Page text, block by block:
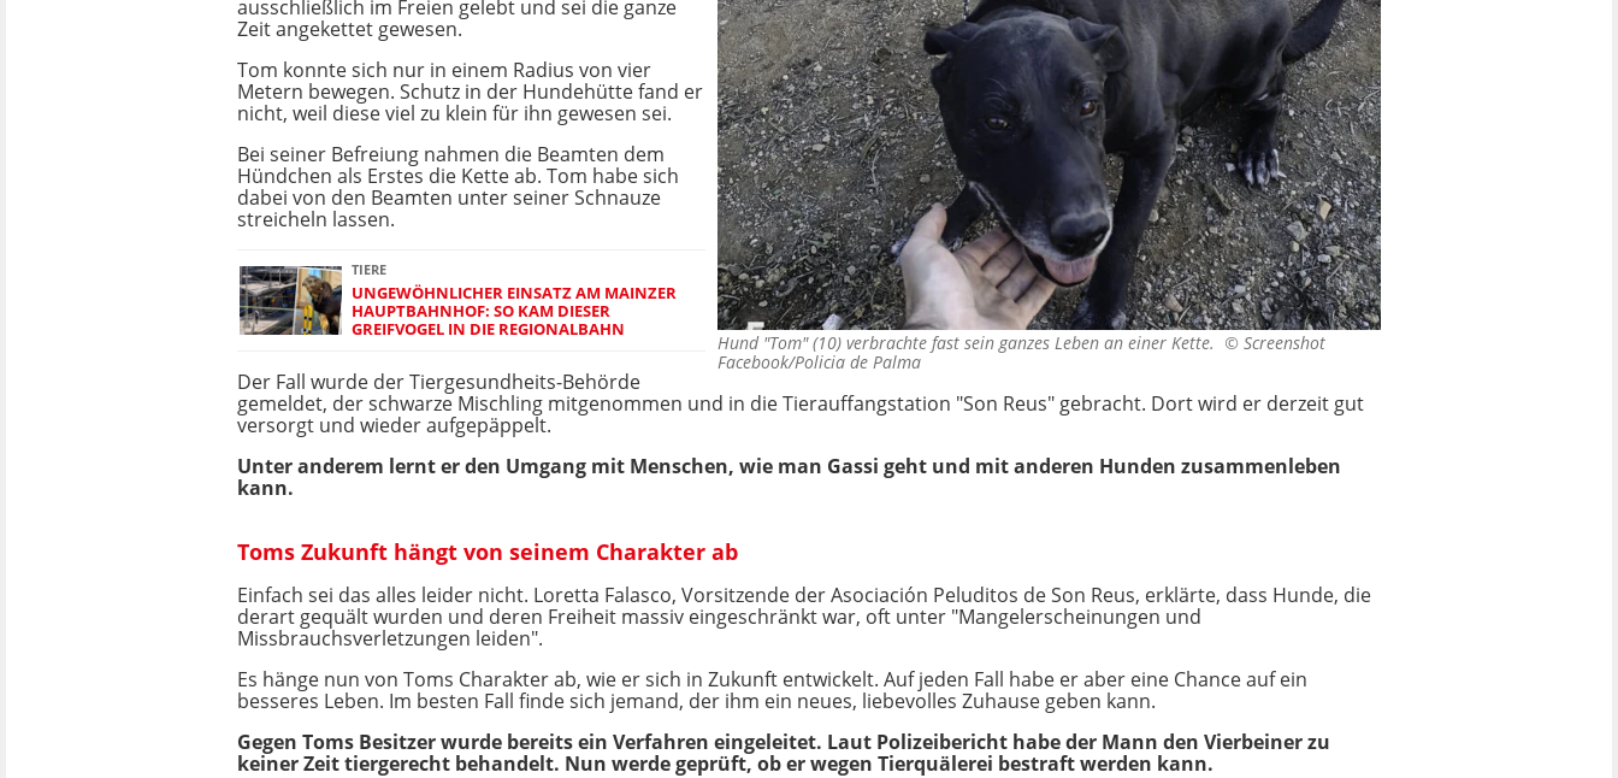
Hund "Tom" (10) verbrachte fast sein ganzes Leben an einer Kette. © Screenshot
Facebook/Policia de Palma
ausschließlich im Freien gelebt und sei die ganze
Zeit angekettet gewesen.
Tom konnte sich nur in einem Radius von vier
Metern bewegen. Schutz in der Hundehütte fand er
nicht, weil diese viel zu klein für ihn gewesen sei.
Bei seiner Befreiung nahmen die Beamten dem
Hündchen als Erstes die Kette ab. Tom habe sich
dabei von den Beamten unter seiner Schnauze
streicheln lassen.
TIERE
UNGEWÖHNLICHER EINSATZ AM MAINZER
HAUPTBAHNHOF: SO KAM DIESER
GREIFVOGEL IN DIE REGIONALBAHN
Der Fall wurde der Tiergesundheits-Behörde
gemeldet, der schwarze Mischling mitgenommen und in die Tierauffangstation "Son Reus" gebracht. Dort wird er derzeit gut
versorgt und wieder aufgepäppelt.
Unter anderem lernt er den Umgang mit Menschen, wie man Gassi geht und mit anderen Hunden zusammenleben
kann.
Toms Zukunft hängt von seinem Charakter ab
Einfach sei das alles leider nicht. Loretta Falasco, Vorsitzende der Asociación Peluditos de Son Reus, erklärte, dass Hunde, die
derart gequält wurden und deren Freiheit massiv eingeschränkt war, oft unter "Mangelerscheinungen und
Missbrauchsverletzungen leiden".
Es hänge nun von Toms Charakter ab, wie er sich in Zukunft entwickelt. Auf jeden Fall habe er aber eine Chance auf ein
besseres Leben. Im besten Fall finde sich jemand, der ihm ein neues, liebevolles Zuhause geben kann.
Gegen Toms Besitzer wurde bereits ein Verfahren eingeleitet. Laut Polizeibericht habe der Mann den Vierbeiner zu
keiner Zeit tiergerecht behandelt. Nun werde geprüft, ob er wegen Tierquälerei bestraft werden kann.